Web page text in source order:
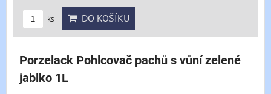
ks DO KOŠÍKU
Porzelack Pohlcovač pachů s vůní zelené
jablko 1L